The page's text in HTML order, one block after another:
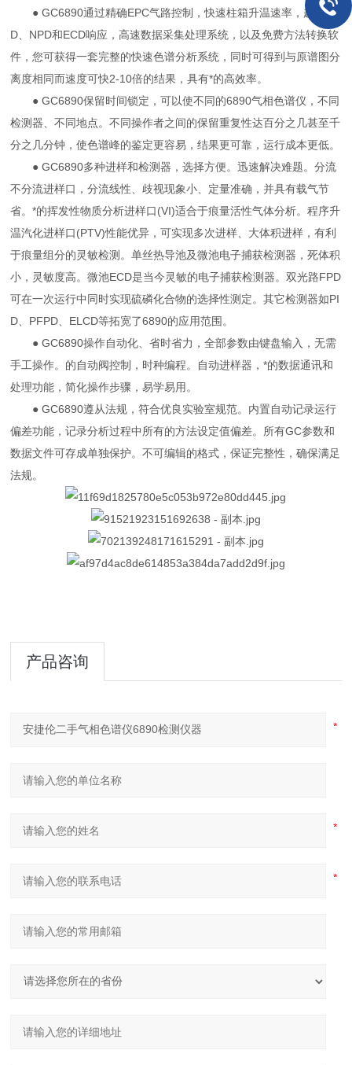
● GC6890通过精确EPC气路控制，快速柱箱升温速率，超速FI
D、NPD和ECD响应，高速数据采集处理系统，以及免费方法转换软
件，您可获得一套完整的快速色谱分析系统，同时可得到与原谱图分
离度相同而速度可快2-10倍的结果，具有*的高效率。
● GC6890保留时间锁定，可以使不同的6890气相色谱仪，不同
检测器、不同地点。不同操作者之间的保留重复性达百分之几甚至千
分之几分钟，使色谱峰的鉴定更容易，结果更可靠，运行成本更低。
● GC6890多种进样和检测器，选择方便。迅速解决难题。分流
不分流进样口，分流线性、歧视现象小、定量准确，并具有载气节
省。*的挥发性物质分析进样口(VI)适合于痕量活性气体分析。程序升
温汽化进样口(PTV)性能优异，可实现多次进样、大体积进样，有利
于痕量组分的灵敏检测。单丝热导池及微池电子捕获检测器，死体积
小，灵敏度高。微池ECD是当今灵敏的电子捕获检测器。双光路FPD
可在一次运行中同时实现硫磷化合物的选择性测定。其它检测器如PI
D、PFPD、ELCD等拓宽了6890的应用范围。
● GC6890操作自动化、省时省力，全部参数由键盘输入，无需
手工操作。的自动阀控制，时种编程。自动进样器，*的数据通讯和
处理功能，简化操作步骤，易学易用。
● GC6890遵从法规，符合优良实验室规范。内置自动记录运行
偏差功能，记录分析过程中所有的方法设定值偏差。所有GC参数和
数据文件可存成单独保护。不可编辑的格式，保证完整性，确保满足
法规。
产品咨询